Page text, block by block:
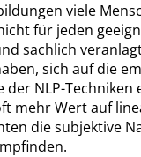
viele
für jeden
sachlich
sich auf die
NLP-Techniken
mehr Wert auf
die subjektive